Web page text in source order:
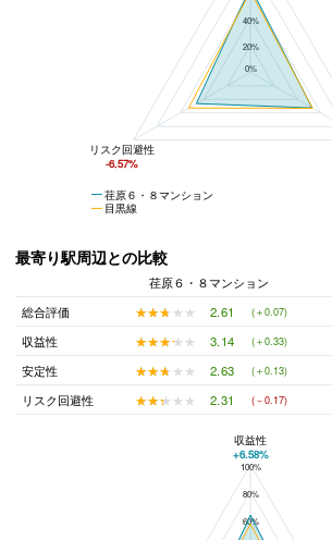
40%
20%
0%
荏原６・８マンション
目黒線
リスク回避性
-6.57%
最寄り駅周辺との比較
荏原６・８マンション
総合評価
★★★★★
★★★★★ 2.61 (＋0.07)
収益性
★★★★★
★★★★★ 3.14 (＋0.33)
安定性
★★★★★
★★★★★ 2.63 (＋0.13)
リスク回避性
★★★★★
★★★★★ 2.31 (－0.17)
荏原６・８マンションと西小山駅の平均値の総合評価の比較
100%
80%
60%
収益性
+6.58%